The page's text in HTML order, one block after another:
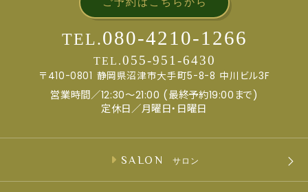
TEL.080-4210-1266
TEL.055-951-6430
〒410-0801 静岡県沼津市大手町5-8-8 中川ビル3F
営業時間／12:30～21:00 (最終予約19:00まで)
定休日／月曜日・日曜日
SALON サロン